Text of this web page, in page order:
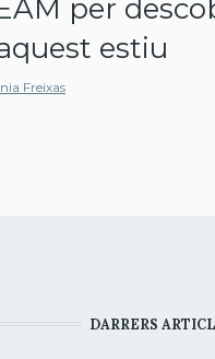
per
estiu
Freixas
DARRERS